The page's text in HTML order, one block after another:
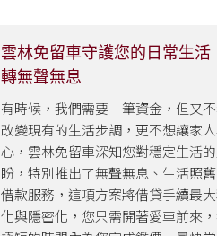
雲林免留車守護您的日常生活
轉無聲無息
有時候，我們需要一筆資金，但又
改變現有的生活步調，更不想讓家
心，雲林免留車深知您對穩定生活
盼，特別推出了無聲無息、生活照
借款服務，這項方案將借貸手續最
化與隱密化，您只需開著愛車前來